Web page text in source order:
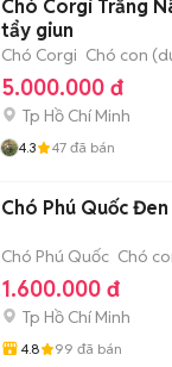
Chó Corgi Trắng
tẩy giun
Chó Corgi Chó con
5.000.000 đ
Tp Hồ Chí Minh
4.3 47 đã bán
Chó Phú Quốc Đen
Chó Phú Quốc Chó
1.600.000 đ
Tp Hồ Chí Minh
4.8 99 đã bán